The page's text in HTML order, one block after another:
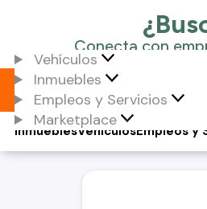
Vehículos
Inmuebles
Empleos y Servicios
Marketplace
Vehículos
Inmuebles Empleos y